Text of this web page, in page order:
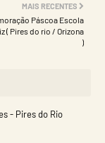
MAIS RECENTES
Páscoa Escola
( Pires do rio / Orizona
)
- Pires do Rio